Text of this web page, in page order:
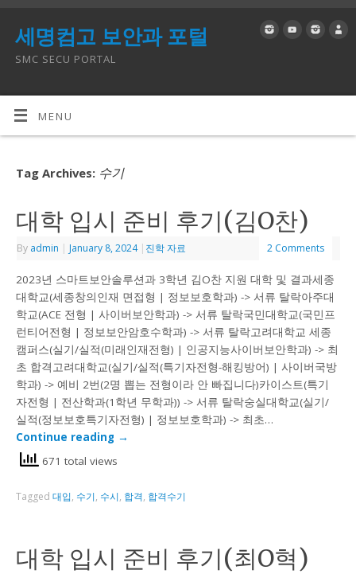
세명컴고 보안과 포털
SMC SECU PORTAL
MENU
Tag Archives: 수기
대학 입시 준비 후기(김O찬)
By admin | January 8, 2024 | 진학 자료 2 Comments
2023년 스마트보안솔루션과 3학년 김O찬 지원 대학 및 결과세종
대학교(세종창의인재 면접형 | 정보보호학과) -> 서류 탈락아주대
학교(ACE 전형 | 사이버보안학과) -> 서류 탈락국민대학교(국민프
런티어전형 | 정보보안암호수학과) -> 서류 탈락고려대학교 세종
캠퍼스(실기/실적(미래인재전형) | 인공지능사이버보안학과) -> 최
초 합격고려대학교(실기/실적(특기자전형-해킹방어) | 사이버국방
학과) -> 예비 2번(2명 뽑는 전형이라 안 빠집니다)카이스트(특기
자전형 | 전산학과(1학년 무학과)) -> 서류 탈락숭실대학교(실기/
실적(정보보호특기자전형) | 정보보호학과) -> 최초…
Continue reading →
671 total views
Tagged대입, 수기, 수시, 합격, 합격수기
대학 입시 준비 후기(최O혁)